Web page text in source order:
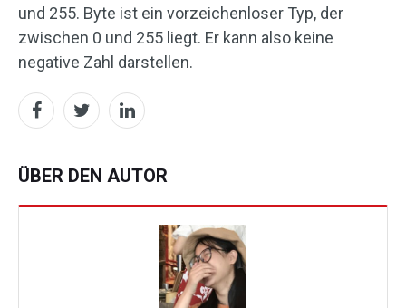
und 255. Byte ist ein vorzeichenloser Typ, der
zwischen 0 und 255 liegt. Er kann also keine
negative Zahl darstellen.
ÜBER DEN AUTOR